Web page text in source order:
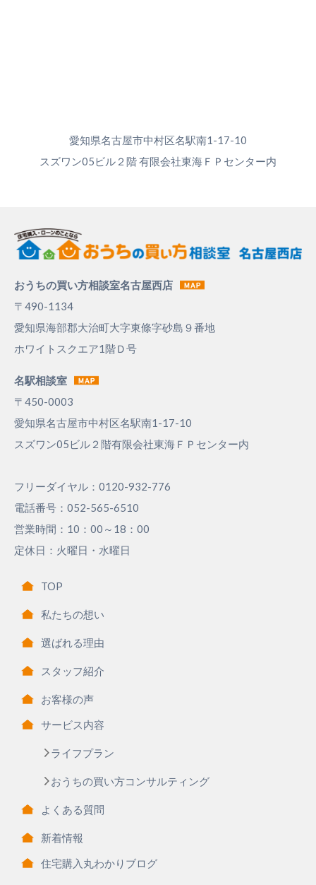
愛知県名古屋市中村区名駅南1-17-10
スズワン05ビル２階 有限会社東海ＦＰセンター内
おうちの買い方相談室名古屋西店
〒490-1134
愛知県海部郡大治町大字東條字砂島９番地
ホワイトスクエア1階Ｄ号
名駅相談室
〒450-0003
愛知県名古屋市中村区名駅南1-17-10
スズワン05ビル２階有限会社東海ＦＰセンター内
フリーダイヤル：0120-932-776
電話番号：052-565-6510
営業時間：10：00～18：00
定休日：火曜日・水曜日
TOP
私たちの想い
選ばれる理由
スタッフ紹介
お客様の声
サービス内容
ライフプラン
おうちの買い方コンサルティング
よくある質問
新着情報
住宅購入丸わかりブログ